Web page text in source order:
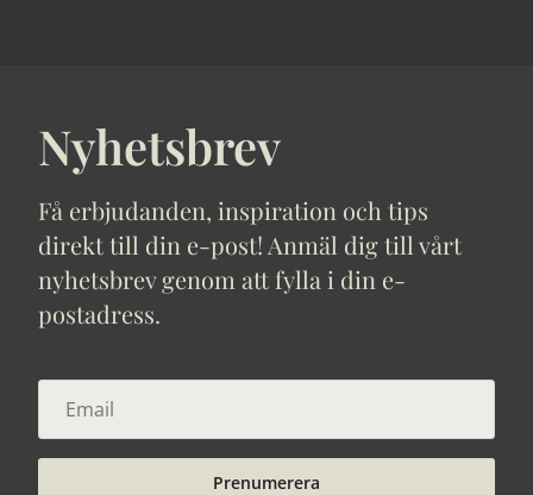
Nyhetsbrev
Få erbjudanden, inspiration och tips
direkt till din e-post! Anmäl dig till vårt
nyhetsbrev genom att fylla i din e-
postadress.
Prenumerera